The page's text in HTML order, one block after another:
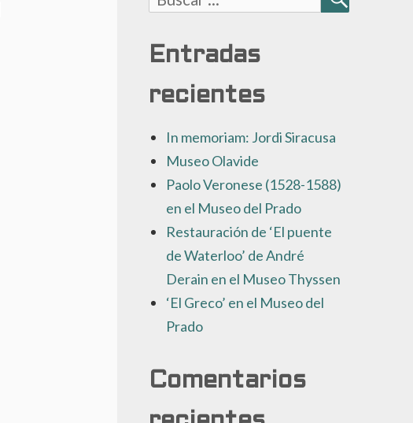
BUSCAR
Entradas
recientes
In memoriam: Jordi Siracusa
Museo Olavide
Paolo Veronese (1528-1588)
en el Museo del Prado
Restauración de ‘El puente
de Waterloo’ de André
Derain en el Museo Thyssen
‘El Greco’ en el Museo del
Prado
Comentarios